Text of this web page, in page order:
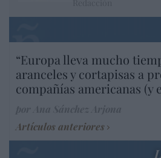
“Europa lleva mucho
aranceles y cortapisas a
compañías americanas (y
Artículos anteriores